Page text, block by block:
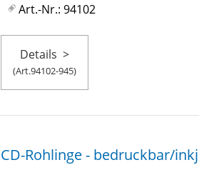
Art.-Nr.: 94102
Details >
(Art.94102-945)
CD-Rohlinge - bedruckbar/